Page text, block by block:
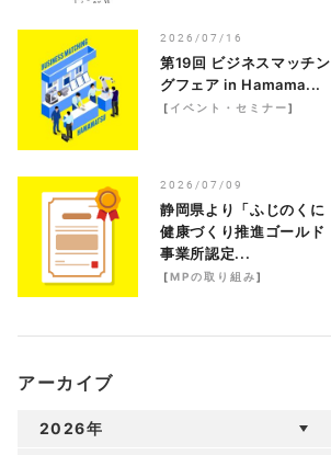
2026/07/16
第19回 ビジネスマッチン
グフェア in Hamama...
[ イベント・セミナー]
2026/07/09
静岡県より「ふじのくに
健康づくり推進ゴールド
事業所認定...
[MPの取り組み]
アーカイブ
2026年